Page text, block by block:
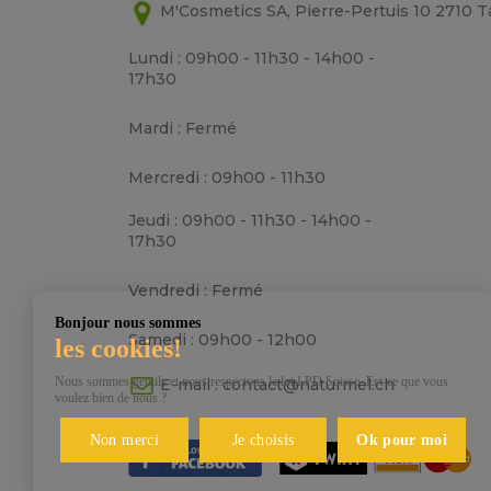
M'Cosmetics SA, Pierre-Pertuis 10 2710
Lundi : 09h00 - 11h30 - 14h00 -
17h30
Mardi : Fermé
Mercredi : 09h00 - 11h30
Jeudi : 09h00 - 11h30 - 14h00 -
17h30
Vendredi : Fermé
Samedi : 09h00 - 12h00
E-mail :contact@naturmel.ch
Bonjour nous sommes
les cookies!
Nous sommes gentils et nous respectons la loi LPD Suisse. Est-ce que vous
voulez bien de nous ?
Non merci Je choisis Ok pour moi